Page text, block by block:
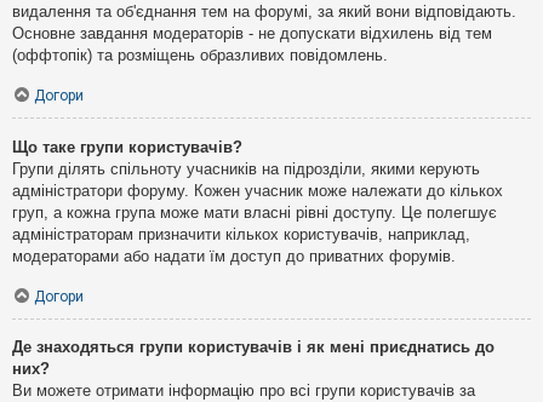
видалення та об'єднання тем на форумі, за який вони відповідають.
Основне завдання модераторів - не допускати відхилень від тем
(оффтопік) та розміщень образливих повідомлень.
Догори
Що таке групи користувачів?
Групи ділять спільноту учасників на підрозділи, якими керують
адміністратори форуму. Кожен учасник може належати до кількох
груп, а кожна група може мати власні рівні доступу. Це полегшує
адміністраторам призначити кількох користувачів, наприклад,
модераторами або надати їм доступ до приватних форумів.
Догори
Де знаходяться групи користувачів і як мені приєднатись до
них?
Ви можете отримати інформацію про всі групи користувачів за